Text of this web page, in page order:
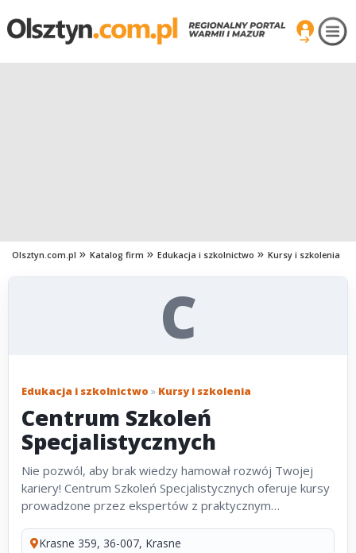
Olsztyn.com.pl Katalog firm Edukacja i szkolnictwo Kursy i szkolenia
C
Edukacja i szkolnictwo » Kursy i szkolenia
Centrum Szkoleń
Specjalistycznych
Nie pozwól, aby brak wiedzy hamował rozwój Twojej
kariery! Centrum Szkoleń Specjalistycznych oferuje kursy
prowadzone przez ekspertów z praktycznym
szkolenia z listy płac, ZUS, prawa...
Krasne 359, 36-007, Krasne